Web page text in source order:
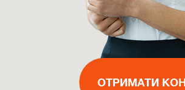
ОТРИМАТИ
ВИКЛИКАТИ
ОТРИМАТИ
ОТРИМАТИ